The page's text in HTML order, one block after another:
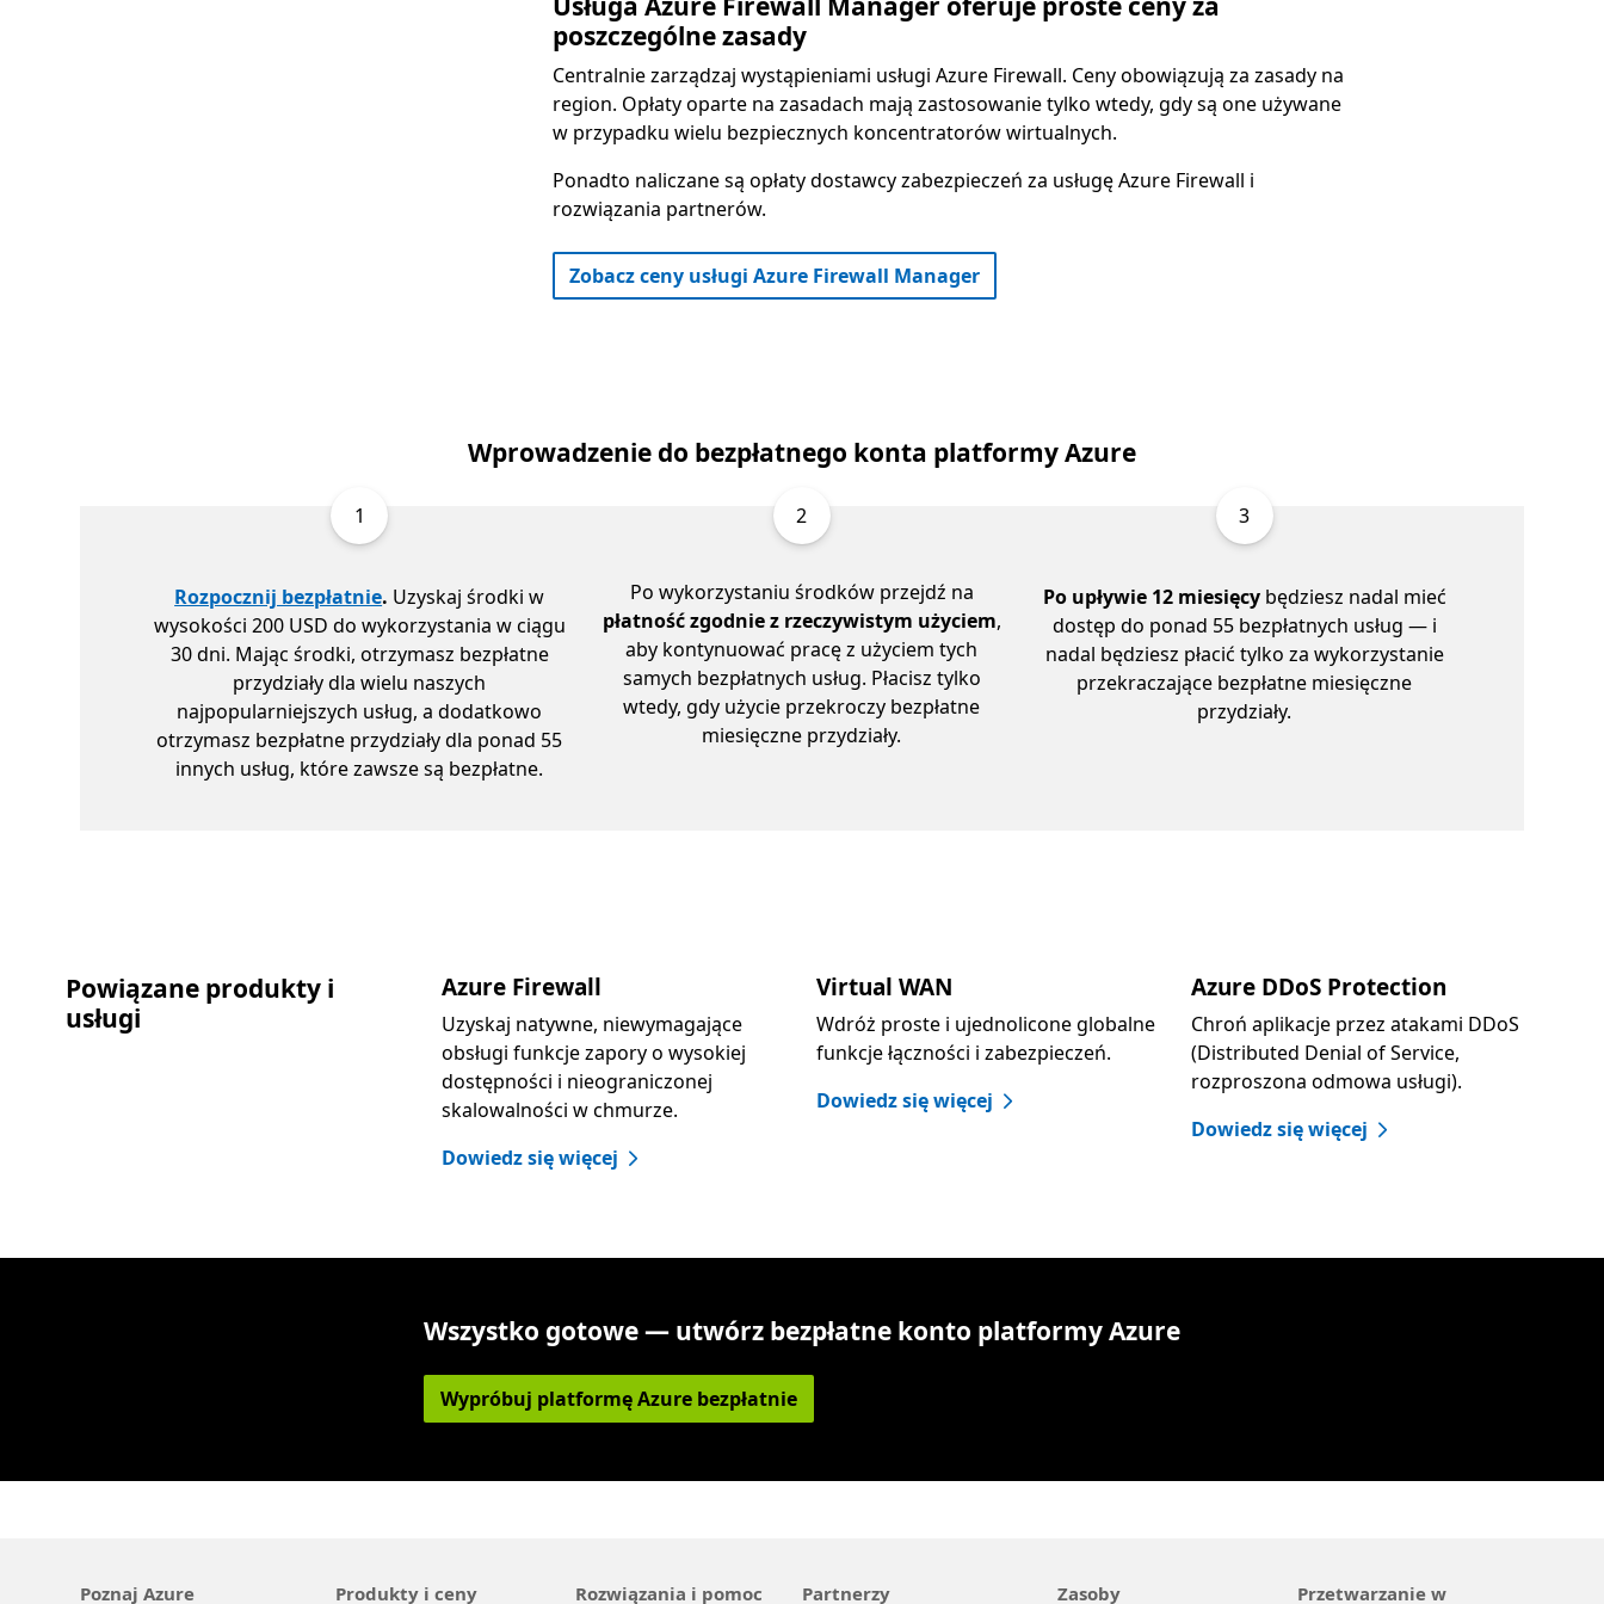
poszczególne zasady
Centralnie zarządzaj wystąpieniami usługi Azure Firewall. Ceny obowiązują za zasady na
region. Opłaty oparte na zasadach mają zastosowanie tylko wtedy, gdy są one używane
w przypadku wielu bezpiecznych koncentratorów wirtualnych.
Ponadto naliczane są opłaty dostawcy zabezpieczeń za usługę Azure Firewall i
rozwiązania partnerów.
Zobacz ceny usługi Azure Firewall Manager
Wprowadzenie do bezpłatnego konta platformy Azure
1
Rozpocznij bezpłatnie. Uzyskaj środki w
wysokości 200 USD do wykorzystania w ciągu
30 dni. Mając środki, otrzymasz bezpłatne
przydziały dla wielu naszych
najpopularniejszych usług, a dodatkowo
otrzymasz bezpłatne przydziały dla ponad 55
innych usług, które zawsze są bezpłatne.
2
Po wykorzystaniu środków przejdź na
płatność zgodnie z rzeczywistym użyciem,
aby kontynuować pracę z użyciem tych
samych bezpłatnych usług. Płacisz tylko
wtedy, gdy użycie przekroczy bezpłatne
miesięczne przydziały.
3
Po upływie 12 miesięcybędziesz nadal mieć
dostęp do ponad 55 bezpłatnych usług — i
nadal będziesz płacić tylko za wykorzystanie
przekraczające bezpłatne miesięczne
przydziały.
Powiązane produkty i
usługi
Azure Firewall
Uzyskaj natywne, niewymagające
obsługi funkcje zapory o wysokiej
dostępności i nieograniczonej
skalowalności w chmurze.
Dowiedz się więcej
Virtual WAN
Wdróż proste i ujednolicone globalne
funkcje łączności i zabezpieczeń.
Dowiedz się więcej
Azure DDoS Protection
Chroń aplikacje przez atakami DDoS
(Distributed Denial of Service,
rozproszona odmowa usługi).
Dowiedz się więcej
Wszystko gotowe — utwórz bezpłatne konto platformy Azure
Wypróbuj platformę Azure bezpłatnie
Poznaj Azure Produkty i ceny Rozwiązania i pomoc Partnerzy Zasoby Przetwarzanie w